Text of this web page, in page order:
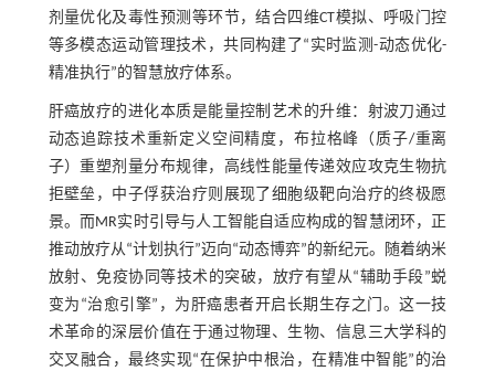
剂量优化及毒性预测等环节，结合四维CT模拟、呼吸门控
等多模态运动管理技术，共同构建了“实时监测-动态优化-
精准执行”的智慧放疗体系。
肝癌放疗的进化本质是能量控制艺术的升维：射波刀通过
动态追踪技术重新定义空间精度，布拉格峰（质子/重离
子）重塑剂量分布规律，高线性能量传递效应攻克生物抗
拒壁垒，中子俘获治疗则展现了细胞级靶向治疗的终极愿
景。而MR实时引导与人工智能自适应构成的智慧闭环，正
推动放疗从“计划执行”迈向“动态博弈”的新纪元。随着纳米
放射、免疫协同等技术的突破，放疗有望从“辅助手段”蜕
变为“治愈引擎”，为肝癌患者开启长期生存之门。这一技
术革命的深层价值在于通过物理、生物、信息三大学科的
交叉融合，最终实现“在保护中根治，在精准中智能”的治